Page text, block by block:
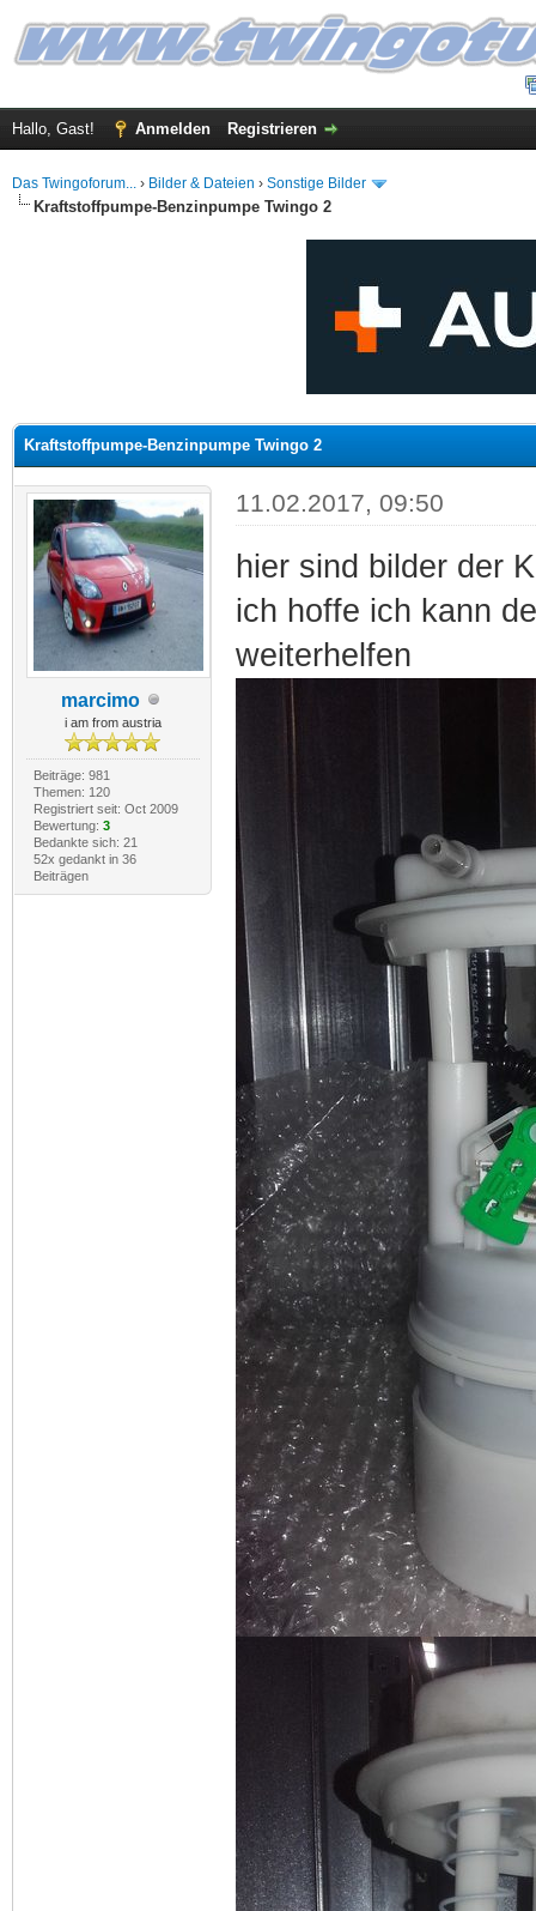
Hallo, Gast! Anmelden Registrieren
Das Twingoforum... › Bilder & Dateien › Sonstige Bilder
Kraftstoffpumpe-Benzinpumpe Twingo 2
Kraftstoffpumpe-Benzinpumpe Twingo 2
marcimo
i am from austria
Beiträge: 981
Themen: 120
Registriert seit: Oct 2009
Bewertung: 3
Bedankte sich: 21
52x gedankt in 36
Beiträgen
11.02.2017, 09:50
hier sind bilder der
ich hoffe ich kann
weiterhelfen